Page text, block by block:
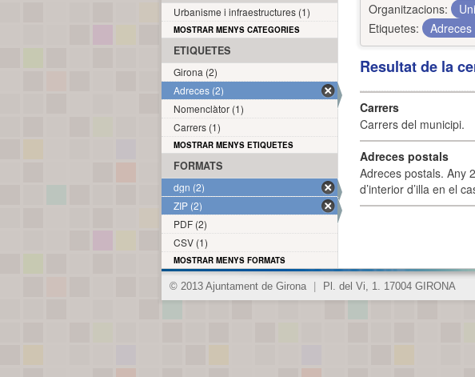
Organitzacions:
Etiquetes:
Adreces
Resultat de la
Carrers
Carrers del municipi.
Adreces postals
Adreces postals. Any
d’interior d’illa en el
Urbanisme i infraestructures (1)
MOSTRAR MENYS CATEGORIES
ETIQUETES
Girona (2)
Adreces (2)
Nomenclàtor (1)
Carrers (1)
MOSTRAR MENYS ETIQUETES
FORMATS
dgn (2)
ZIP (2)
PDF (2)
CSV (1)
MOSTRAR MENYS FORMATS
© 2013 Ajuntament de Girona Pl. del Vi, 1. 17004 GIRONA